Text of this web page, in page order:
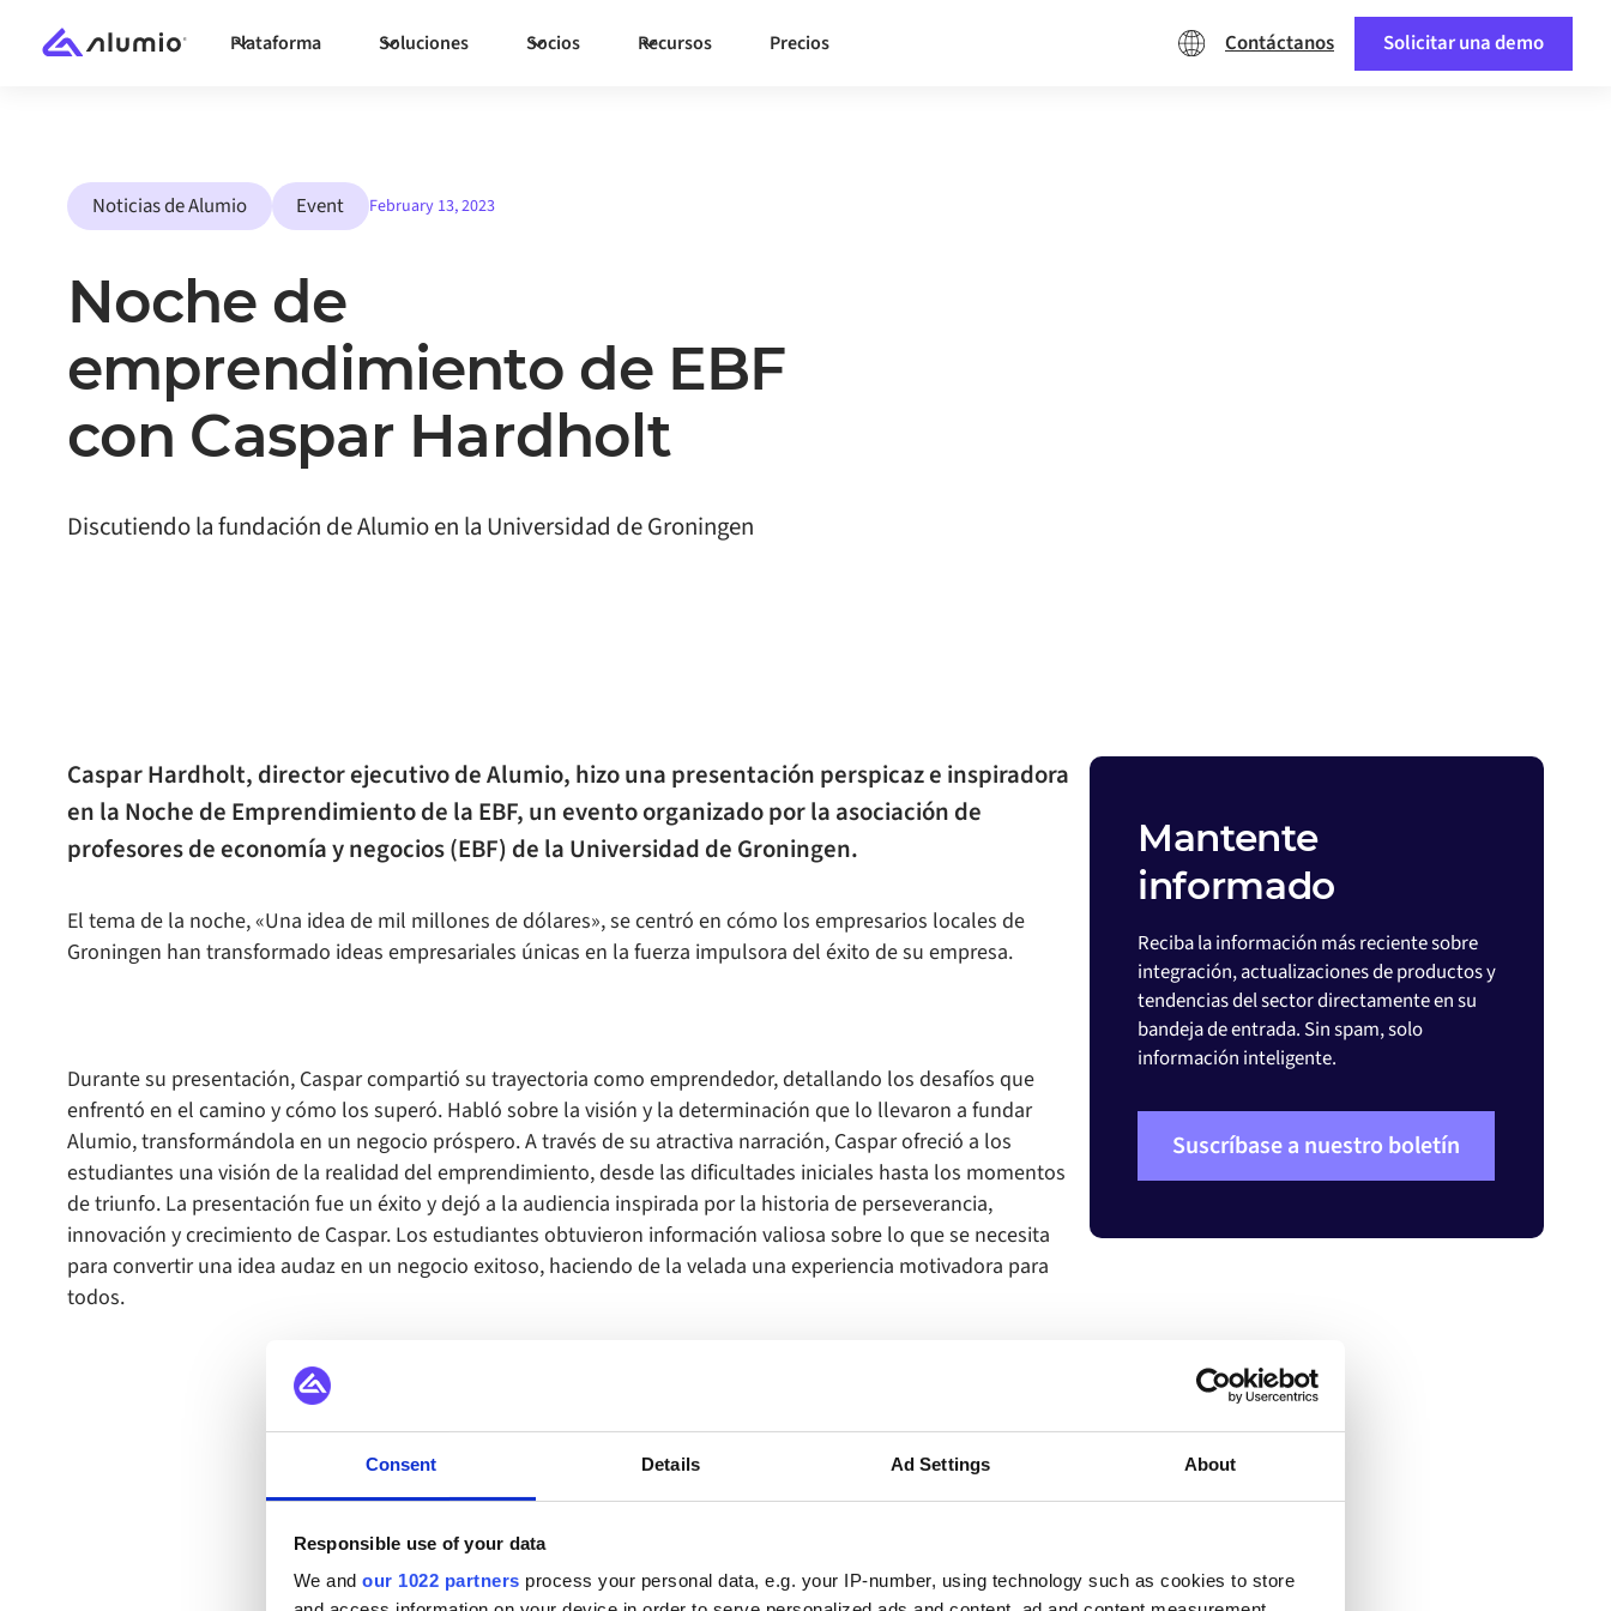
Consent Details Ad Settings About
Responsible use of your data
We and our 1022 partners process your personal data, e.g. your IP-number, using technology such as cookies to store
Plataforma Soluciones Socios Recursos Precios Contáctanos Solicitar una demo
Noticias de Alumio Event February 13, 2023
Noche de
emprendimiento de EBF
con Caspar Hardholt
Discutiendo la fundación de Alumio en la Universidad de Groningen
Caspar Hardholt, director ejecutivo de Alumio, hizo una presentación perspicaz e inspiradora
en la Noche de Emprendimiento de la EBF, un evento organizado por la asociación de
profesores de economía y negocios (EBF) de la Universidad de Groningen.
El tema de la noche, «Una idea de mil millones de dólares», se centró en cómo los empresarios locales de
Groningen han transformado ideas empresariales únicas en la fuerza impulsora del éxito de su empresa.
Durante su presentación, Caspar compartió su trayectoria como emprendedor, detallando los desafíos que
enfrentó en el camino y cómo los superó. Habló sobre la visión y la determinación que lo llevaron a fundar
Alumio, transformándola en un negocio próspero. A través de su atractiva narración, Caspar ofreció a los
estudiantes una visión de la realidad del emprendimiento, desde las dificultades iniciales hasta los momentos
de triunfo. La presentación fue un éxito y dejó a la audiencia inspirada por la historia de perseverancia,
innovación y crecimiento de Caspar. Los estudiantes obtuvieron información valiosa sobre lo que se necesita
para convertir una idea audaz en un negocio exitoso, haciendo de la velada una experiencia motivadora para
todos.
Mantente
informado
Reciba la información más reciente sobre
integración, actualizaciones de productos y
tendencias del sector directamente en su
bandeja de entrada. Sin spam, solo
información inteligente.
Suscríbase a nuestro boletín
Lea todo sobre los eventos recientes a los que asistimos y las actualizaciones más recientes de nuestra empresa.